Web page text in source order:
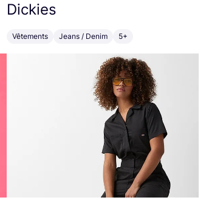
Dickies
Vêtements Jeans / Denim 5+